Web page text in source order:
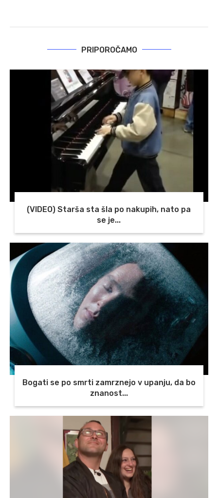
PRIPOROČAMO
(VIDEO) Starša sta šla po nakupih, nato pa
se je...
Bogati se po smrti zamrznejo v upanju, da bo
znanost...